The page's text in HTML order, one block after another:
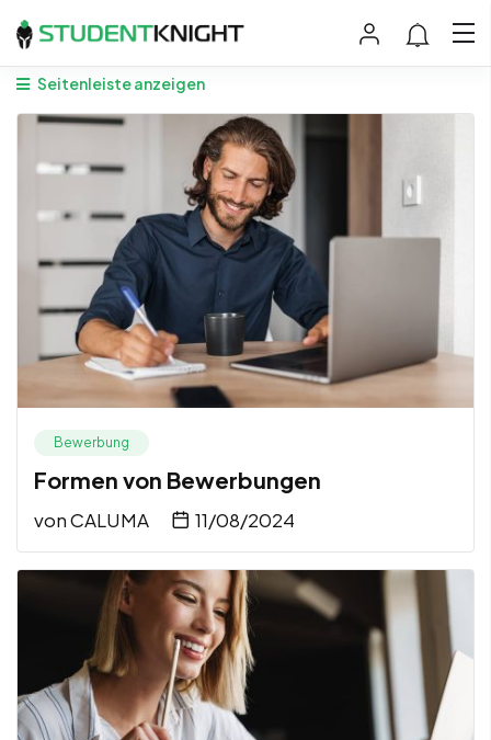
Seitenleiste anzeigen
Bewerbung
Formen von Bewerbungen
vonCALUMA 11/08/2024